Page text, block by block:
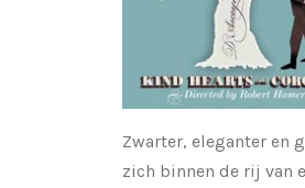
Zwarter, eleganter en
zich binnen de rij van